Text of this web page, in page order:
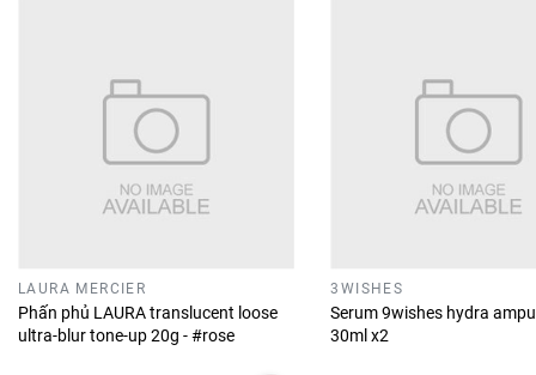
LAURA MERCIER
Phấn phủ LAURA translucent loose
ultra-blur tone-up 20g - #rose
3WISHES
Serum 9wishes hydra
30ml x2